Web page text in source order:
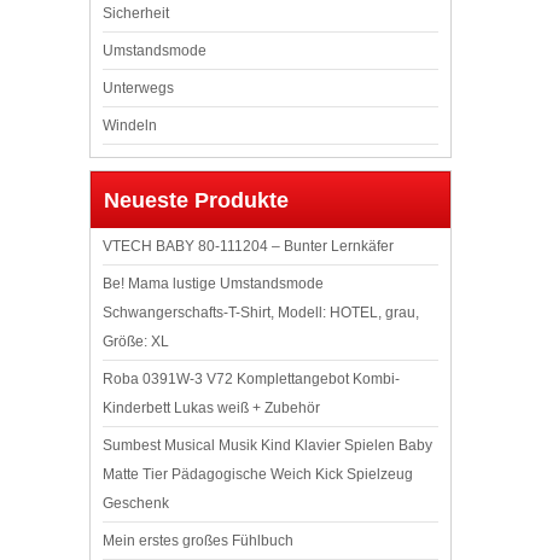
Sicherheit
Umstandsmode
Unterwegs
Windeln
Neueste Produkte
VTECH BABY 80-111204 – Bunter Lernkäfer
Be! Mama lustige Umstandsmode
Schwangerschafts-T-Shirt, Modell: HOTEL, grau,
Größe: XL
Roba 0391W-3 V72 Komplettangebot Kombi-
Kinderbett Lukas weiß + Zubehör
Sumbest Musical Musik Kind Klavier Spielen Baby
Matte Tier Pädagogische Weich Kick Spielzeug
Geschenk
Mein erstes großes Fühlbuch